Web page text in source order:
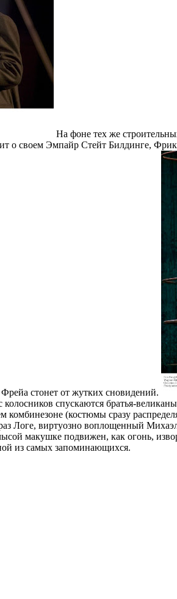
На фоне тех же
о своем Эмпайр Стейт Билдинге,
стонет от жутких сновидений.
спускаются братья-
комбинезоне (костюмы сразу
Логе, виртуозно воплощенный
макушке подвижен, как огонь,
из самых запоминающихся.